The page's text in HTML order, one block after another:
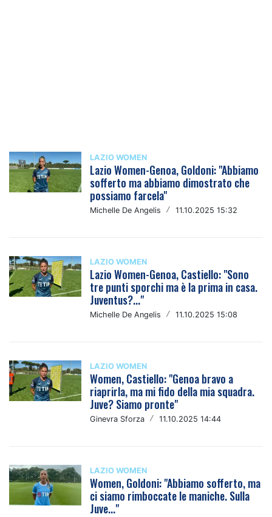
LAZIO WOMEN
Lazio Women-Genoa, Goldoni: "Abbiamo
sofferto ma abbiamo dimostrato che
possiamo farcela"
Michelle De Angelis / 11.10.2025 15:32
LAZIO WOMEN
Lazio Women-Genoa, Castiello: "Sono
tre punti sporchi ma è la prima in casa.
Juventus?..."
Michelle De Angelis / 11.10.2025 15:08
LAZIO WOMEN
Women, Castiello: "Genoa bravo a
riaprirla, ma mi fido della mia squadra.
Juve? Siamo pronte"
Ginevra Sforza / 11.10.2025 14:44
LAZIO WOMEN
Women, Goldoni: "Abbiamo sofferto, ma
ci siamo rimboccate le maniche. Sulla
Juve..."